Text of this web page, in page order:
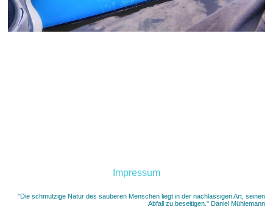
Impressum
"Die schmutzige Natur des sauberen Menschen liegt in der nachlässigen Art, seinen
Abfall zu beseitigen." Daniel Mühlemann